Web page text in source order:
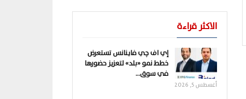
الاكثر قراءة
إي اف چي فاينانس تستعرض
خطط نمو «بلد» لتعزيز حضورها
في سوق…
أغسطس 5, 2026